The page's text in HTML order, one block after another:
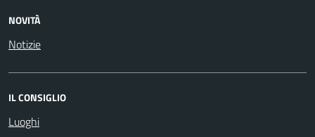
NOVITÀ
Notizie
IL CONSIGLIO
Luoghi